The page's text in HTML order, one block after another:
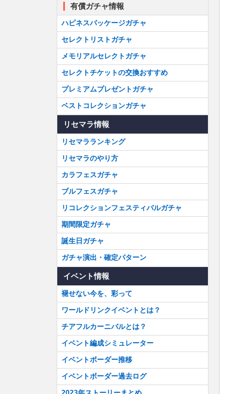
有償ガチャ情報
ハピネスパッケージガチャ
セレクトリストガチャ
メモリアルセレクトガチャ
セレクトチケットの交換おすすめ
プレミアムプレゼントガチャ
ベストコレクションガチャ
リセマラ情報
リセマラランキング
リセマラのやり方
カラフェスガチャ
ブルフェスガチャ
リコレクションフェスティバルガチャ
期間限定ガチャ
誕生日ガチャ
ガチャ演出・確定パターン
イベント情報
褪せない今を、彩って
ワールドリンクイベントとは？
チアフルカーニバルとは？
イベント編成シミュレーター
イベントボーダー推移
イベントボーダー過去ログ